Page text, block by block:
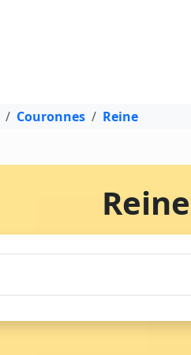
Couronnes Reine
Reine